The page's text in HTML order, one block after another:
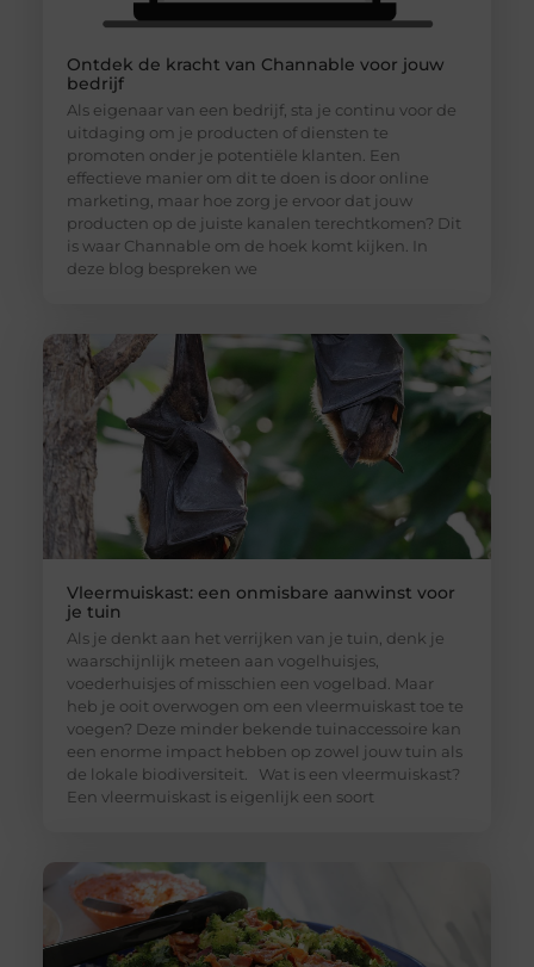
Ontdek de kracht van Channable voor jouw
bedrijf
Als eigenaar van een bedrijf, sta je continu voor de
uitdaging om je producten of diensten te
promoten onder je potentiële klanten. Een
effectieve manier om dit te doen is door online
marketing, maar hoe zorg je ervoor dat jouw
producten op de juiste kanalen terechtkomen? Dit
is waar Channable om de hoek komt kijken. In
deze blog bespreken we
Vleermuiskast: een onmisbare aanwinst voor
je tuin
Als je denkt aan het verrijken van je tuin, denk je
waarschijnlijk meteen aan vogelhuisjes,
voederhuisjes of misschien een vogelbad. Maar
heb je ooit overwogen om een vleermuiskast toe te
voegen? Deze minder bekende tuinaccessoire kan
een enorme impact hebben op zowel jouw tuin als
de lokale biodiversiteit. Wat is een vleermuiskast?
Een vleermuiskast is eigenlijk een soort